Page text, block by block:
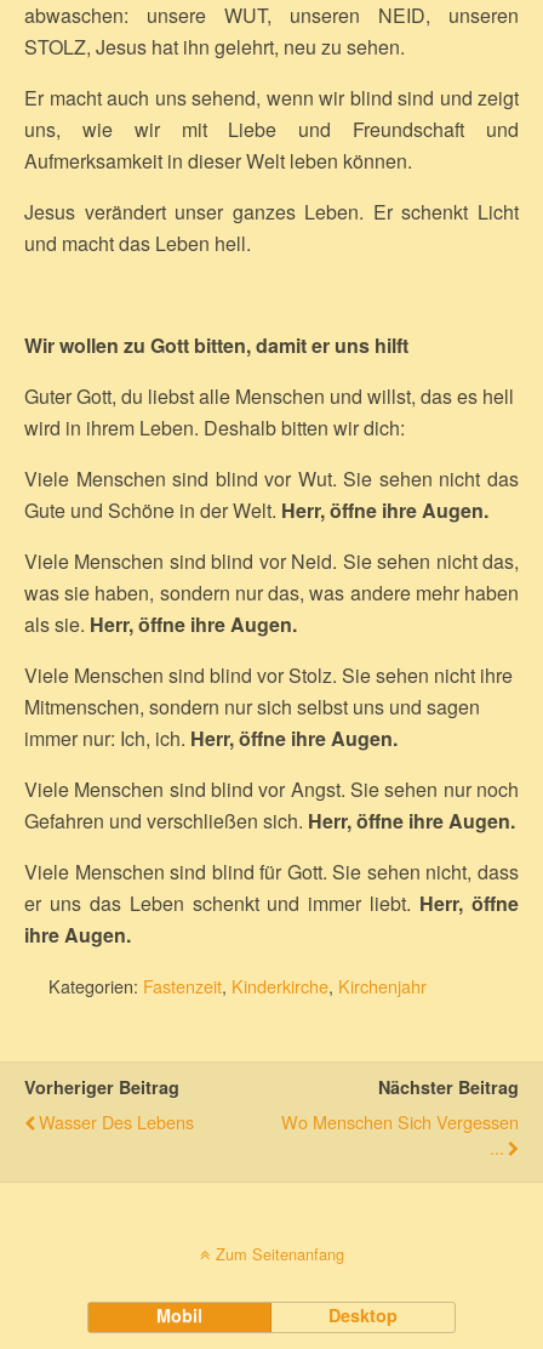
abwaschen: unsere WUT, unseren NEID, unseren
STOLZ, Jesus hat ihn gelehrt, neu zu sehen.
Er macht auch uns sehend, wenn wir blind sind und zeigt
uns, wie wir mit Liebe und Freundschaft und
Aufmerksamkeit in dieser Welt leben können.
Jesus verändert unser ganzes Leben. Er schenkt Licht
und macht das Leben hell.
Wir wollen zu Gott bitten, damit er uns hilft
Guter Gott, du liebst alle Menschen und willst, das es hell
wird in ihrem Leben. Deshalb bitten wir dich:
Viele Menschen sind blind vor Wut. Sie sehen nicht das
Gute und Schöne in der Welt. Herr, öffne ihre Augen.
Viele Menschen sind blind vor Neid. Sie sehen nicht das,
was sie haben, sondern nur das, was andere mehr haben
als sie. Herr, öffne ihre Augen.
Viele Menschen sind blind vor Stolz. Sie sehen nicht ihre
Mitmenschen, sondern nur sich selbst uns und sagen
immer nur: Ich, ich. Herr, öffne ihre Augen.
Viele Menschen sind blind vor Angst. Sie sehen nur noch
Gefahren und verschließen sich. Herr, öffne ihre Augen.
Viele Menschen sind blind für Gott. Sie sehen nicht, dass
er uns das Leben schenkt und immer liebt. Herr, öffne
ihre Augen.
Kategorien: Fastenzeit, Kinderkirche, Kirchenjahr
Vorheriger Beitrag
Wasser Des Lebens
Nächster Beitrag
Wo Menschen Sich Vergessen
...
Zum Seitenanfang
Mobil Desktop